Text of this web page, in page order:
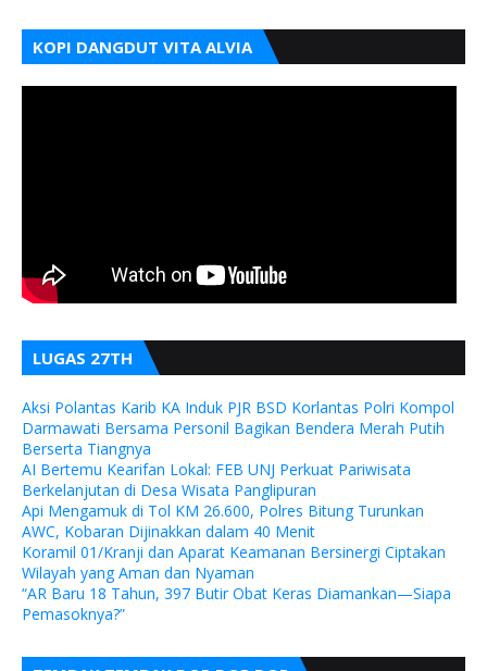
KOPI DANGDUT VITA ALVIA
LUGAS 27TH
Aksi Polantas Karib KA Induk PJR BSD Korlantas Polri Kompol
Darmawati Bersama Personil Bagikan Bendera Merah Putih
Berserta Tiangnya
AI Bertemu Kearifan Lokal: FEB UNJ Perkuat Pariwisata
Berkelanjutan di Desa Wisata Panglipuran
Api Mengamuk di Tol KM 26.600, Polres Bitung Turunkan
AWC, Kobaran Dijinakkan dalam 40 Menit
Koramil 01/Kranji dan Aparat Keamanan Bersinergi Ciptakan
Wilayah yang Aman dan Nyaman
“AR Baru 18 Tahun, 397 Butir Obat Keras Diamankan—Siapa
Pemasoknya?”